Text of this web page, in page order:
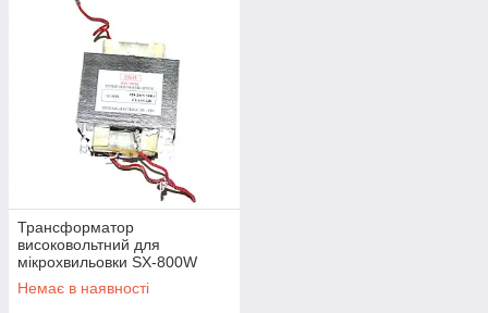
Трансформатор
високовольтний для
мікрохвильовки SX-800W
(800W)
Немає в наявності